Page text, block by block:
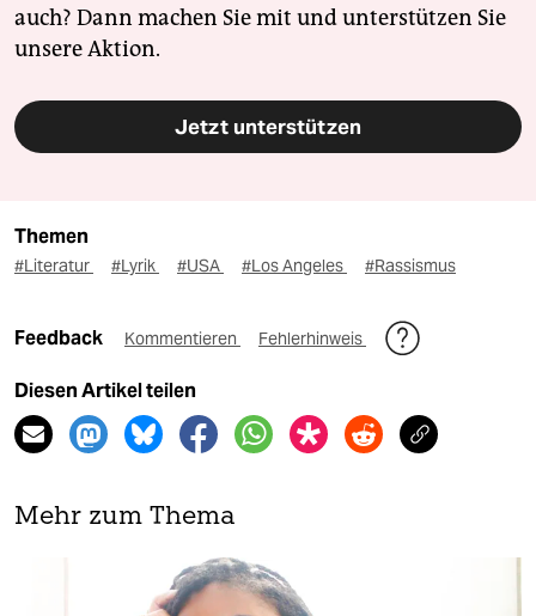
auch? Dann machen Sie mit und unterstützen Sie
unsere Aktion.
Jetzt unterstützen
Themen
#Literatur #Lyrik #USA #Los Angeles #Rassismus
Feedback Kommentieren Fehlerhinweis
Diesen Artikel teilen
Mehr zum Thema